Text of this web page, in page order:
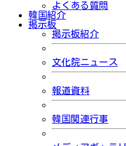
よくある質問
韓国紹介
掲示板
掲示板紹介
文化院ニュース
報道資料
韓国関連行事